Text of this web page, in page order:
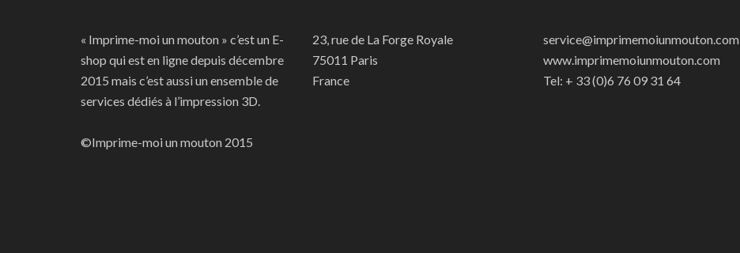
« Imprime-moi un mouton » c’est un E-
shop qui est en ligne depuis décembre
2015 mais c’est aussi un ensemble de
services dédiés à l’impression 3D.
©Imprime-moi un mouton 2015
23, rue de La Forge Royale
75011 Paris
France
service@imprimemoiunmouton.com
www.imprimemoiunmouton.com
Tel: + 33 (0)6 76 09 31 64